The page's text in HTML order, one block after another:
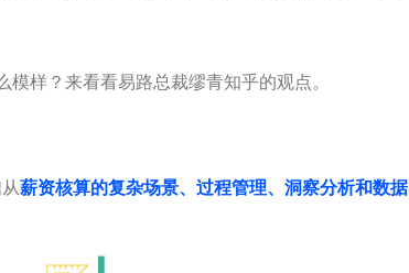
样？来看看易路总裁缪青知乎的观点。
薪资核算的复杂场景、过程管理、洞察分析和数据